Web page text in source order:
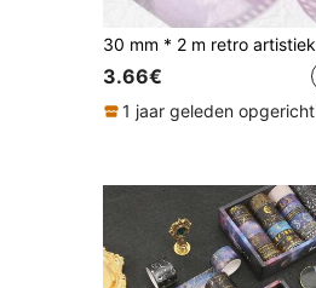
3.66€
1 jaar geleden opgericht